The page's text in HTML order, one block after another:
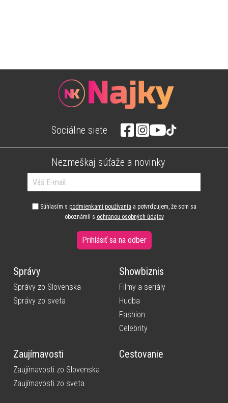
Sociálne siete
Nezmeškaj súťaže a novinky
Súhlasím s podmienkami používania a potvrdzujem, že som sa
oboznámil s ochranou osobných údajov
Prihlásiť sa na odber
Správy
Správy zo Slovenska
Správy zo sveta
Showbiznis
Filmy a seriály
Hudba
Fashion
Celebrity
Zaujímavosti
Zaujímavosti zo Slovenska
Zaujímavosti zo sveta
Cestovanie